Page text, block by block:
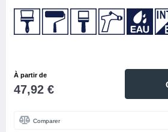
À partir de
47,92 €
Comparer